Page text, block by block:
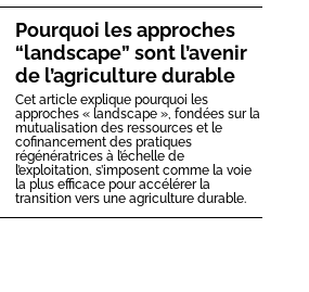
Pourquoi les approches
“landscape” sont l’avenir
de l’agriculture durable
Cet article explique pourquoi les
approches « landscape », fondées sur la
mutualisation des ressources et le
cofinancement des pratiques
régénératrices à l’échelle de
l’exploitation, s’imposent comme la voie
la plus efficace pour accélérer la
transition vers une agriculture durable.